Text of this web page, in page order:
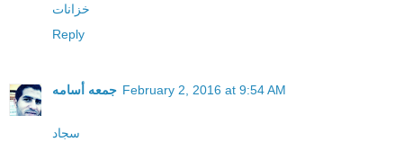
خزانات
Reply
جمعه أسامه February 2, 2016 at 9:54 AM
سجاد